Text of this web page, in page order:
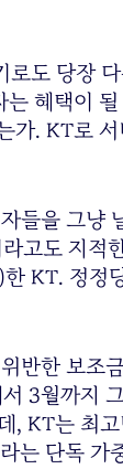
도 당장
혜택이
가. KT로
들을 그냥
고도 지적
KT. 정정
반한 보조
3월까지
, KT는 최
는 단독 가